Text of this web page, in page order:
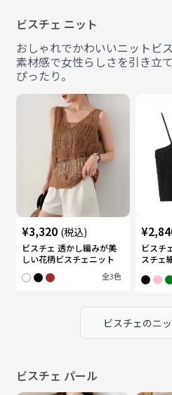
ビスチェ ニット
おしゃれでかわいいニットビ
素材感で女性らしさを引き立
ぴったり。
¥3,320 (税込)
ビスチェ 透かし編みが美
しい花柄ビスチェニット
全3色
¥
ビスチ
スチェ
ビスチェ のニ
ビスチェ パール